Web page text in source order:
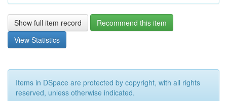
Show full item record
Recommend this item
View Statistics
Items in DSpace are protected by copyright, with all rights
reserved, unless otherwise indicated.